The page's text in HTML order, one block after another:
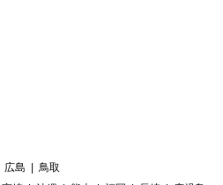
広島
鳥取